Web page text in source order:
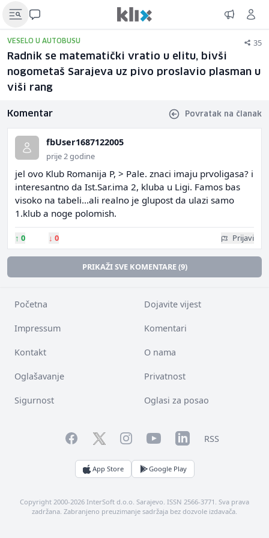
VESELO U AUTOBUSU 35
Radnik se matematički vratio u elitu, bivši
nogometaš Sarajeva uz pivo proslavio plasman u
viši rang
Komentar Povratak na članak
fbUser1687122005
prije 2 godine
jel ovo Klub Romanija P, > Pale. znaci imaju prvoligasa? i
interesantno da Ist.Sar.ima 2, kluba u Ligi. Famos bas
visoko na tabeli...ali realno je glupost da ulazi samo
1.klub a noge polomish.
↑ 0 ↓ 0 Prijavi
PRIKAŽI SVE KOMENTARE (9)
Početna Dojavite vijest
Impressum Komentari
Kontakt O nama
Oglašavanje Privatnost
Sigurnost Oglasi za posao
FacebookTwitterInstagramYouTubeLinkedInRSS
App Store Google Play
Copyright 2000-2026 InterSoft d.o.o. Sarajevo. ISSN 2566-3771. Sva prava
zadržana. Zabranjeno preuzimanje sadržaja bez dozvole izdavača.